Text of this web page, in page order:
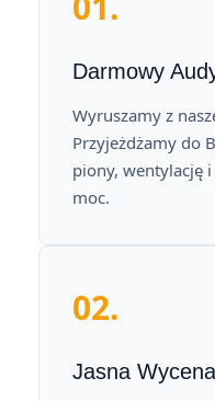
Darmowy
Wyruszamy z
Przyjeżdżamy do
piony, wentylację
moc.
02.
Jasna Wycena